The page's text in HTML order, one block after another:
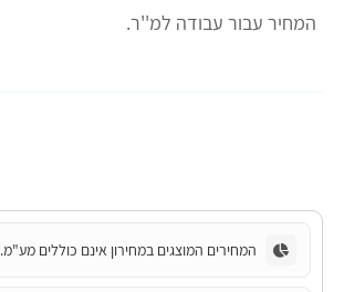
המחיר עבור עבודה למ''ר.
המחירים המוצגים במחירון אינם כוללים מע"מ.